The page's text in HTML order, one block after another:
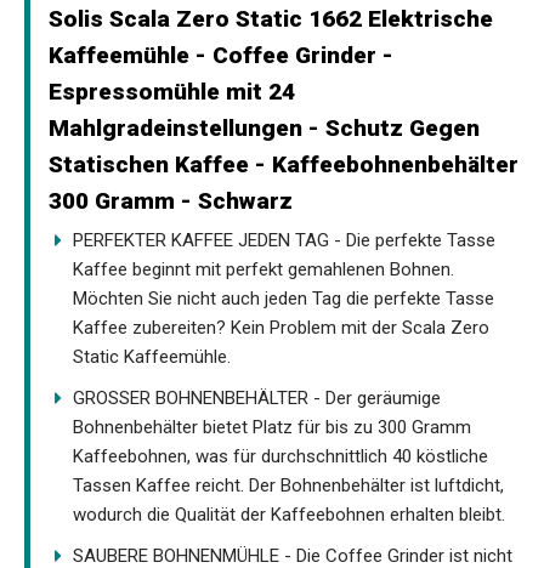
Solis Scala Zero Static 1662 Elektrische
Kaffeemühle - Coffee Grinder -
Espressomühle mit 24
Mahlgradeinstellungen - Schutz Gegen
Statischen Kaffee - Kaffeebohnenbehälter
300 Gramm - Schwarz
PERFEKTER KAFFEE JEDEN TAG - Die perfekte Tasse
Kaffee beginnt mit perfekt gemahlenen Bohnen.
Möchten Sie nicht auch jeden Tag die perfekte Tasse
Kaffee zubereiten? Kein Problem mit der Scala Zero
Static Kaffeemühle.
GROSSER BOHNENBEHÄLTER - Der geräumige
Bohnenbehälter bietet Platz für bis zu 300 Gramm
Kaffeebohnen, was für durchschnittlich 40 köstliche
Tassen Kaffee reicht. Der Bohnenbehälter ist luftdicht,
wodurch die Qualität der Kaffeebohnen erhalten bleibt.
SAUBERE BOHNENMÜHLE - Die Coffee Grinder ist nicht